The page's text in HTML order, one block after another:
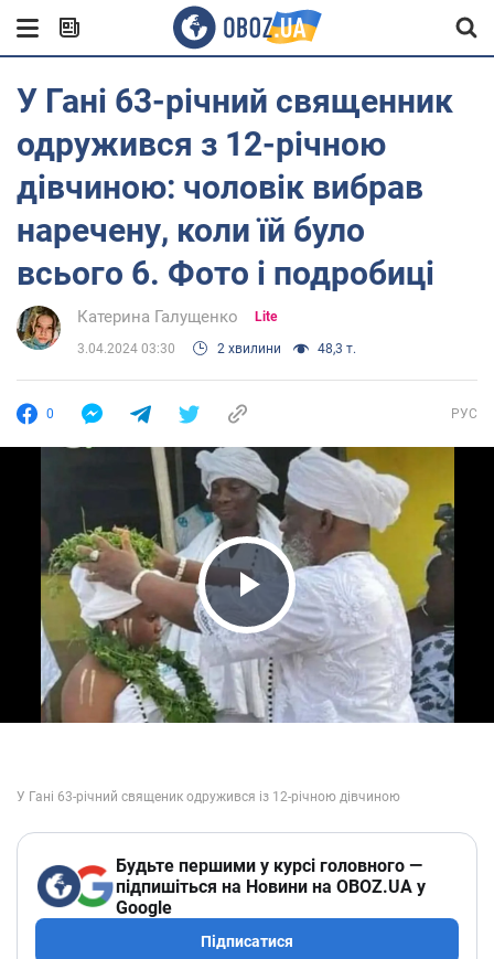
У Гані 63-річний священник
одружився з 12-річною
дівчиною: чоловік вибрав
наречену, коли їй було
всього 6. Фото і подробиці
Катерина Галущенко Lite
3.04.2024 03:30 2 хвилини 48,3 т.
0 РУС
Play Video
Будьте першими у курсі головного —
підпишіться на Новини на OBOZ.UA у
Google
Підписатися